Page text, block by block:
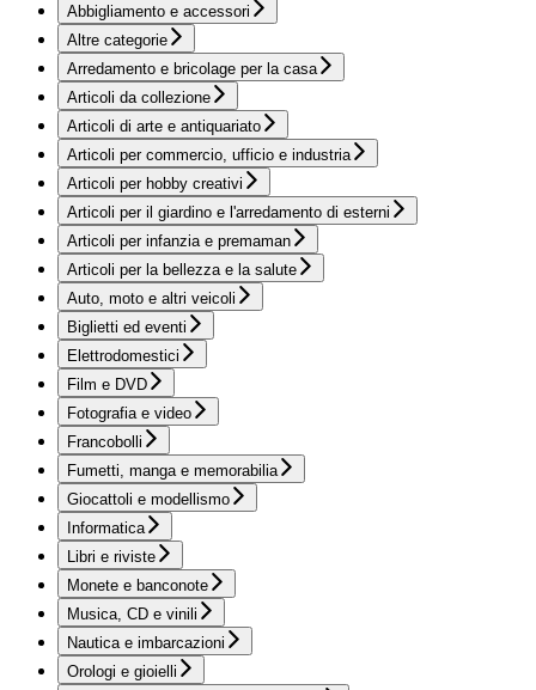
Abbigliamento e accessori
Altre categorie
Arredamento e bricolage per la casa
Articoli da collezione
Articoli di arte e antiquariato
Articoli per commercio, ufficio e industria
Articoli per hobby creativi
Articoli per il giardino e l'arredamento di esterni
Articoli per infanzia e premaman
Articoli per la bellezza e la salute
Auto, moto e altri veicoli
Biglietti ed eventi
Elettrodomestici
Film e DVD
Fotografia e video
Francobolli
Fumetti, manga e memorabilia
Giocattoli e modellismo
Informatica
Libri e riviste
Monete e banconote
Musica, CD e vinili
Nautica e imbarcazioni
Orologi e gioielli